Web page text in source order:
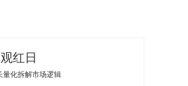
红日
量化拆解市场逻辑